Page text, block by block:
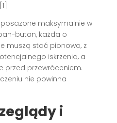
maksymalnie w
butan, każda o
muszą stać pionowo, z
iskrzenia, a
przed przewróceniem.
nie powinna
i